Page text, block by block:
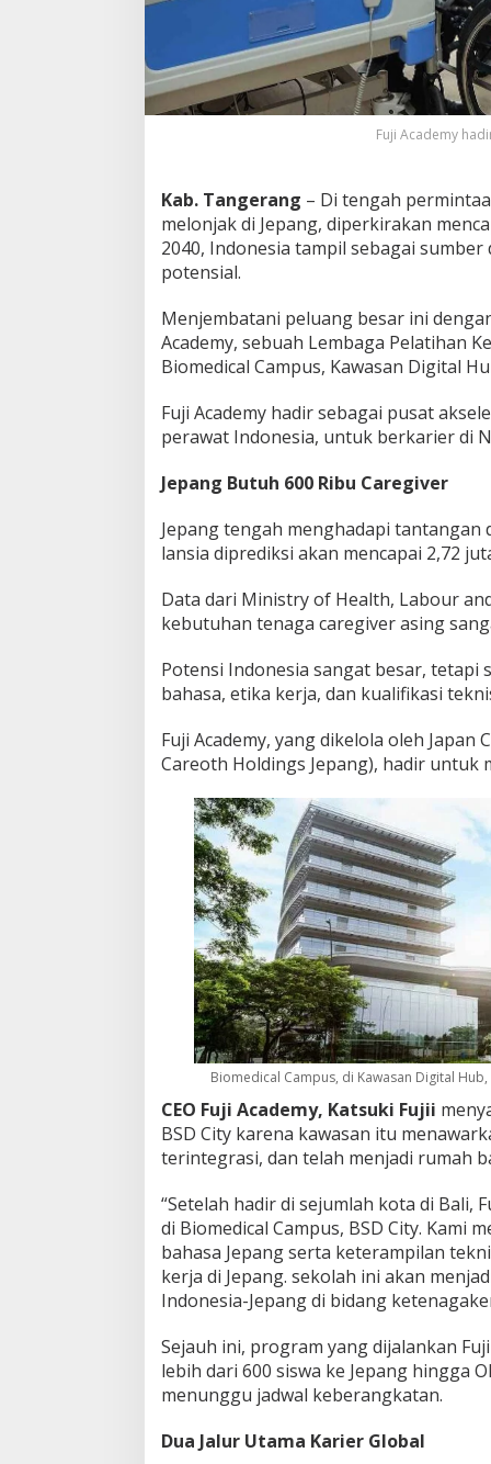
S
i
a
p
k
.
0
C
a
e
i
v
r
I
d
o
s
i
Fuji Academy
Kab. Tangerang – Di tengah
melonjak di Jepang, diperkirakan
2040, Indonesia tampil sebagai sumber
potensial.
Menjembatani peluang besar ini
Academy, sebuah Lembaga Pelatihan
Biomedical Campus, Kawasan Digital
Fuji Academy hadir sebagai pusat
perawat Indonesia, untuk berkarier di
Jepang Butuh 600 Ribu Caregiver
Jepang tengah menghadapi tantangan
lansia diprediksi akan mencapai 2,72
Data dari Ministry of Health, Labour
kebutuhan tenaga caregiver asing
Potensi Indonesia sangat besar, tetapi
bahasa, etika kerja, dan kualifikasi
Fuji Academy, yang dikelola oleh
Careoth Holdings Jepang), hadir
Biomedical Campus, di Kawasan Digital Hub,
CEO Fuji Academy, Katsuki Fujii
BSD City karena kawasan itu
terintegrasi, dan telah menjadi rumah
“Setelah hadir di sejumlah kota di Bali,
di Biomedical Campus, BSD City. Kami
bahasa Jepang serta keterampilan
kerja di Jepang. sekolah ini akan
Indonesia-Jepang di bidang
Sejauh ini, program yang dijalankan
lebih dari 600 siswa ke Jepang hingga
menunggu jadwal keberangkatan.
Dua Jalur Utama Karier Global